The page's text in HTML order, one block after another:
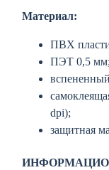
Материал:
ПВХ
ПЭТ 0,5
dpi);
защитная